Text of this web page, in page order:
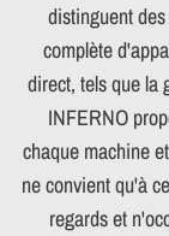
distinguent
complète
direct, tels que la
INFERNO
chaque machine
ne convient qu'à
regards et